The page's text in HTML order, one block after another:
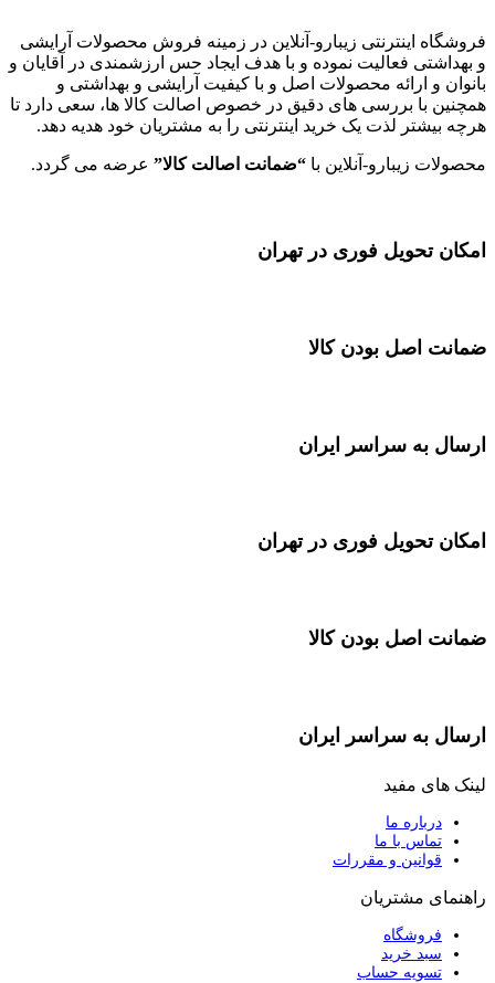
فروشگاه اینترنتی زیبارو-آنلاین در زمینه فروش محصولات آرایشی
و بهداشتی فعالیت نموده و با هدف ایجاد حس ارزشمندی در آقایان و
بانوان و ارائه محصولات اصل و با کیفیت آرایشی و بهداشتی و
همچنین با بررسی های دقیق در خصوص اصالت کالا ها، سعی دارد تا
هرچه بیشتر لذت یک خرید اینترنتی را به مشتریان خود هدیه دهد.
محصولات زیبارو-آنلاین با “ضمانت اصالت کالا” عرضه می گردد.
امکان تحویل فوری در تهران
ضمانت اصل بودن کالا
ارسال به سراسر ایران
امکان تحویل فوری در تهران
ضمانت اصل بودن کالا
ارسال به سراسر ایران
لینک های مفید
درباره ما
تماس با ما
قوانین و مقررات
راهنمای مشتریان
فروشگاه
سبد خرید
تسویه حساب